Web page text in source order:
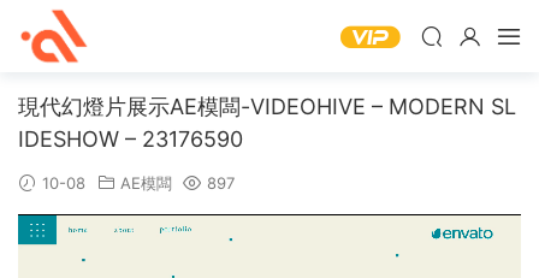
現代幻燈片展示AE模闆-VIDEOHIVE – MODERN SL
IDESHOW – 23176590
10-08 AE模闆 897